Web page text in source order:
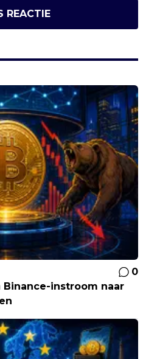
REACTIE
0
instroom naar